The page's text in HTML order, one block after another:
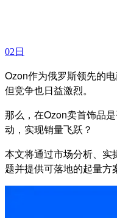
02日
Ozon作为俄罗斯领先的
但竞争也日益激烈。
那么，在Ozon卖首饰品
动，实现销量飞跃？
本文将通过市场分析、实
题并提供可落地的起量方